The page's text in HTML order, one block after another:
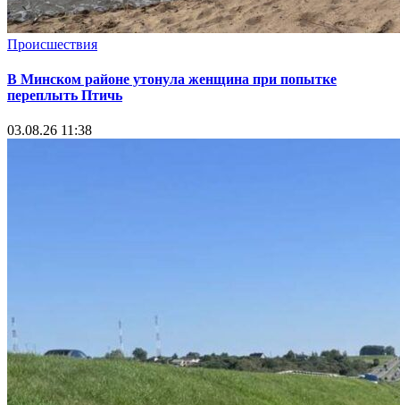
Происшествия
В Минском районе утонула женщина при попытке
переплыть Птичь
03.08.26 11:38